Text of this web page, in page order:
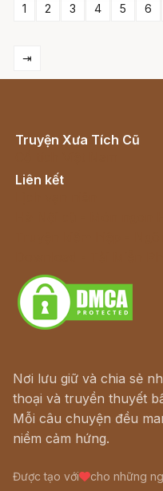
1 2 3 4 5 6
⇥
Truyện Xưa Tích Cũ
Liên kết
Nơi lưu giữ và chia sẻ
thoại và truyền thuyết
Mỗi câu chuyện đều
niềm cảm hứng.
Được tạo với cho những